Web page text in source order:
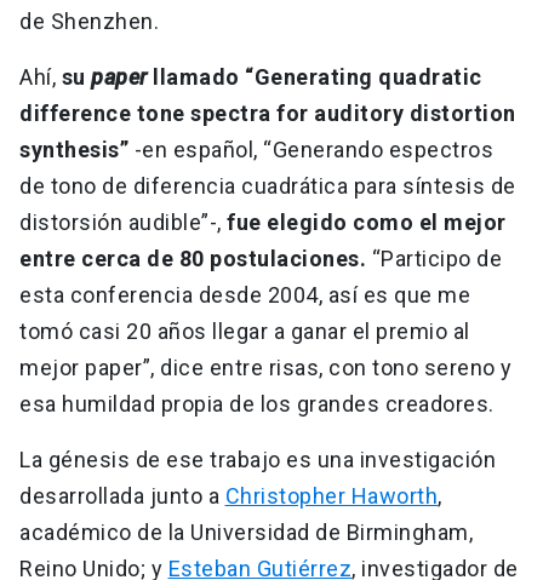
de Shenzhen.
Ahí, su paperllamado “Generating quadratic
difference tone spectra for auditory distortion
synthesis” -en español, “Generando espectros
de tono de diferencia cuadrática para síntesis de
distorsión audible”-, fue elegido como el mejor
entre cerca de 80 postulaciones. “Participo de
esta conferencia desde 2004, así es que me
tomó casi 20 años llegar a ganar el premio al
mejor paper”, dice entre risas, con tono sereno y
esa humildad propia de los grandes creadores.
La génesis de ese trabajo es una investigación
desarrollada junto a Christopher Haworth,
académico de la Universidad de Birmingham,
Reino Unido; y Esteban Gutiérrez, investigador de